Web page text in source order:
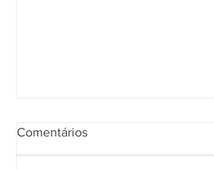
Comentários